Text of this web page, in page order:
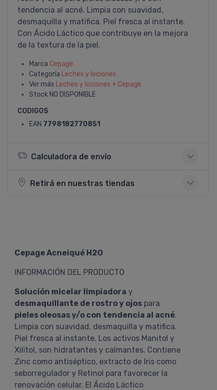
tendencia al acné. Limpia con suavidad,
desmaquilla y matifica. Piel fresca al instante.
Con Ácido Láctico que contribuye en la mejora
de la textura de la piel.
Marca Cepage
Categoría Leches y lociones
Ver más Leches y lociones + Cepage
Stock NO DISPONIBLE
CODIGOS
EAN 7798182770851
Calculadora de envío
Retirá en nuestras tiendas
Cepage Acneiqué H2O
INFORMACIÓN DEL PRODUCTO
Solución micelar limpiadora y
desmaquillante de rostro y ojos para
pieles oleosas y/o con tendencia al acné.
Limpia con suavidad, desmaquilla y matifica.
Piel fresca al instante. Los activos Manitol y
Xilitol, son hidratantes y calmantes. Contiene
Zinc como antiséptico, extracto de Iris como
seborregulador y Retinol para favorecer la
renovación celular. El Ácido Láctico